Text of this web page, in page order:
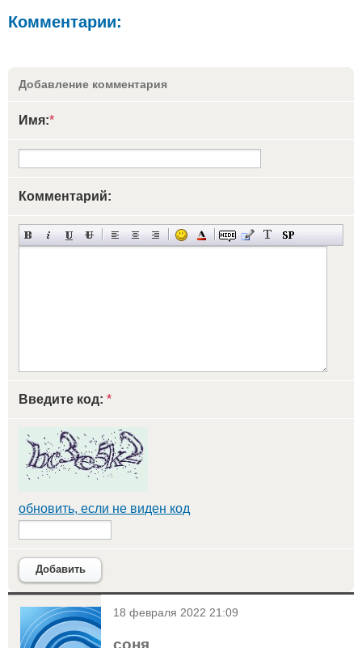
Комментарии:
Добавление комментария
Имя:*
Комментарий:
Введите код: *
обновить, если не виден код
Добавить
< 18 февраля 2022 21:09
соня